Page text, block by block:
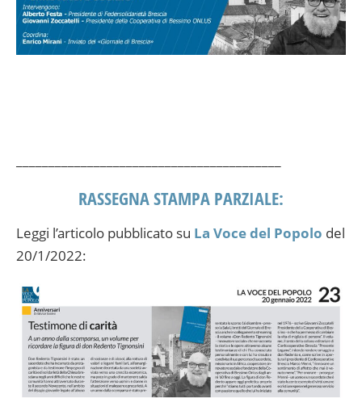
RASSEGNA STAMPA PARZIALE:
Leggi l’articolo pubblicato su La Voce del Popolo del
20/1/2022: